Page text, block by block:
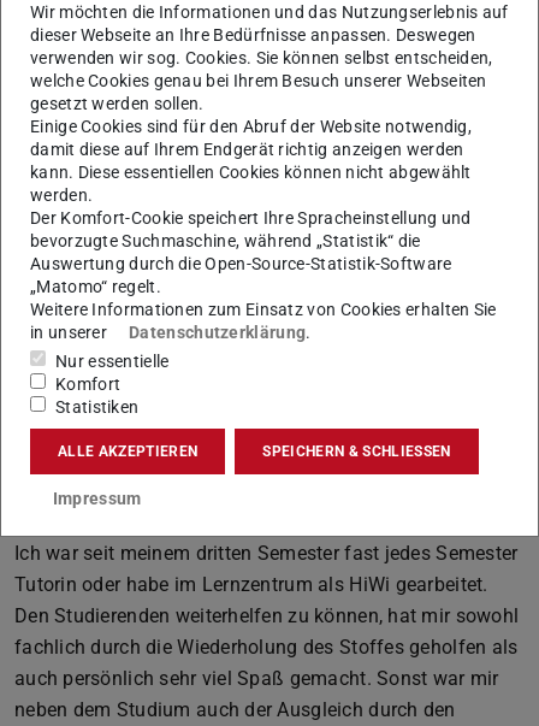
Der Medizinanteil hat mir immer wieder gezeigt, warum
ich die ganzen Elektrotechnikfächer eigentlich mache. Es
fielen schnell Punkte auf, an denen wir als
Medizintechniker mit guten Lösungen eine
Arbeitserleichterung schaffen oder die
Patientenversorgung verbessern könnten. Das hat mich
immer sehr motiviert.
Welchen Tipp würden Sie Erstsemestern bzw.
Studienanfänger:innen geben?
Ich hätte mein Studium ohne meine Freunde nicht so gut
geschafft. Allein wäre ich glaube ich das ein oder andere
Mal verzweifelt, aber zusammen konnten wir uns immer
wieder weiterhelfen und motivieren. Also sucht Euch eine
lernen könnt!
Was haben Sie neben dem Studium gemacht?
Ich war seit meinem dritten Semester fast jedes Semester
Tutorin oder habe im Lernzentrum als HiWi gearbeitet.
Den Studierenden weiterhelfen zu können, hat mir sowohl
fachlich durch die Wiederholung des Stoffes geholfen als
auch persönlich sehr viel Spaß gemacht. Sonst war mir
neben dem Studium auch der Ausgleich durch den
Wir möchten die Informationen und das Nutzungserlebnis auf
dieser Webseite an Ihre Bedürfnisse anpassen. Deswegen
verwenden wir sog. Cookies. Sie können selbst entscheiden,
welche Cookies genau bei Ihrem Besuch unserer Webseiten
gesetzt werden sollen.
Einige Cookies sind für den Abruf der Website notwendig,
damit diese auf Ihrem Endgerät richtig anzeigen werden
kann. Diese essentiellen Cookies können nicht abgewählt
werden.
Der Komfort-Cookie speichert Ihre Spracheinstellung und
bevorzugte Suchmaschine, während „Statistik“ die
Auswertung durch die Open-Source-Statistik-Software
„Matomo“ regelt.
Weitere Informationen zum Einsatz von Cookies erhalten Sie
in unserer
Datenschutzerklärung.
Nur essentielle
Komfort
Statistiken
ALLE AKZEPTIEREN SPEICHERN & SCHLIESSEN
Impressum